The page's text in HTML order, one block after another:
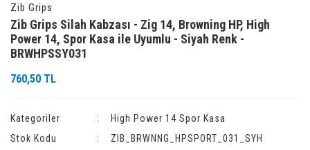
Zib Grips
Zib Grips Silah Kabzası - Zig 14, Browning HP, High
Power 14, Spor Kasa ile Uyumlu - Siyah Renk -
BRWHPSSY031
760,50 TL
Kategoriler
High Power 14 Spor Kasa
Stok Kodu
ZIB_BRWNNG_HPSPORT_031_SYH